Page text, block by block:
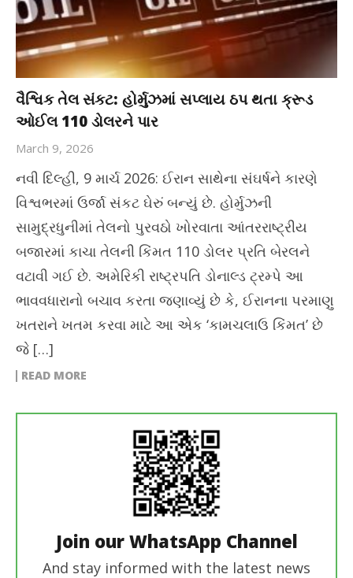
વૈશ્વિક તેલ સંકટ: હોર્મુઝમાં સપ્લાય ઠપ થતા ક્રૂડ
ઓઈલ 110 ડોલરને પાર
March 9, 2026
નવી દિલ્હી, 9 માર્ચ 2026: ઈરાન સાથેના સંઘર્ષને કારણે
વિશ્વભરમાં ઉર્જા સંકટ ઘેરું બન્યું છે. હોર્મુઝની
સામુદ્રધુનીમાં તેલનો પુરવઠો ખોરવાતા આંતરરાષ્ટ્રીય
બજારમાં કાચા તેલની કિંમત 110 ડોલર પ્રતિ બેરલને
વટાવી ગઈ છે. અમેરિકી રાષ્ટ્રપતિ ડોનાલ્ડ ટ્રમ્પે આ
ભાવવધારાનો બચાવ કરતા જણાવ્યું છે કે, ઈરાનના પરમાણુ
ખતરાને ખતમ કરવા માટે આ એક ‘કામચલાઉ કિંમત’ છે
જે […]
READ MORE
Join our WhatsApp Channel
And stay informed with the latest news